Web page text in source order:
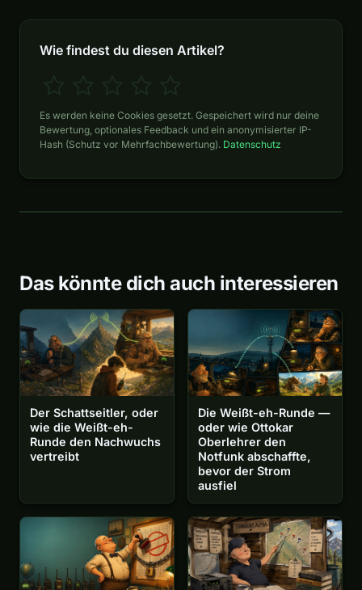
Wie findest du diesen Artikel?
Es werden keine Cookies gesetzt. Gespeichert wird nur deine
Bewertung, optionales Feedback und ein anonymisierter IP-
Hash (Schutz vor Mehrfachbewertung). Datenschutz
Das könnte dich auch interessieren
Der Schattseitler, oder
wie die Weißt-eh-
Runde den Nachwuchs
vertreibt
Die Weißt-eh-Runde —
oder wie Ottokar
Oberlehrer den
Notfunk abschaffte,
bevor der Strom
ausfiel